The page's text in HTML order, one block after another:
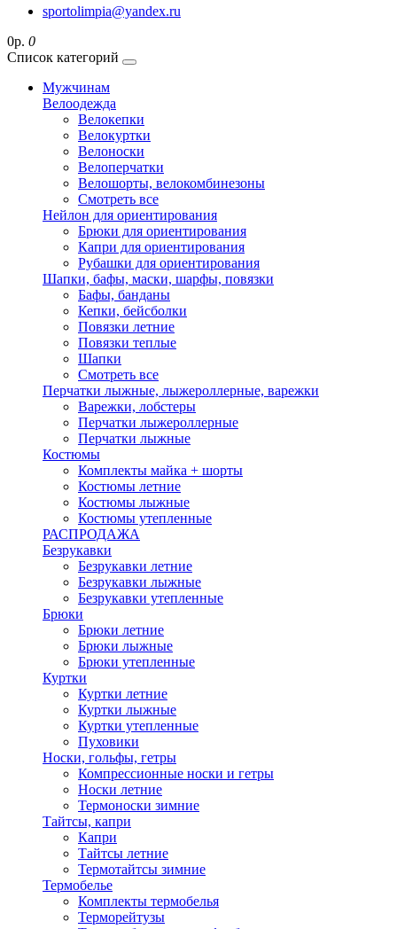
sportolimpia@yandex.ru
0р. 0
Список категорий
Мужчинам
Велоодежда
Велокепки
Велокуртки
Велоноски
Велоперчатки
Велошорты, велокомбинезоны
Смотреть все
Нейлон для ориентирования
Брюки для ориентирования
Капри для ориентирования
Рубашки для ориентирования
Шапки, бафы, маски, шарфы, повязки
Бафы, банданы
Кепки, бейсболки
Повязки летние
Повязки теплые
Шапки
Смотреть все
Перчатки лыжные, лыжероллерные, варежки
Варежки, лобстеры
Перчатки лыжероллерные
Перчатки лыжные
Костюмы
Комплекты майка + шорты
Костюмы летние
Костюмы лыжные
Костюмы утепленные
РАСПРОДАЖА
Безрукавки
Безрукавки летние
Безрукавки лыжные
Безрукавки утепленные
Брюки
Брюки летние
Брюки лыжные
Брюки утепленные
Куртки
Куртки летние
Куртки лыжные
Куртки утепленные
Пуховики
Носки, гольфы, гетры
Компрессионные носки и гетры
Носки летние
Термоноски зимние
Тайтсы, капри
Капри
Тайтсы летние
Термотайтсы зимние
Термобелье
Комплекты термобелья
Терморейтузы